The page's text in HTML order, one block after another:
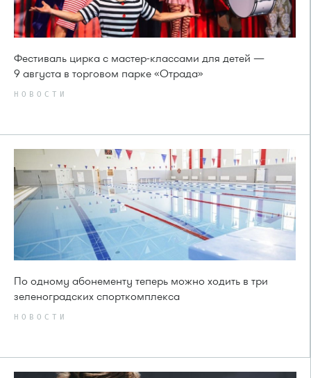
Фестиваль цирка с мастер-классами для детей —
9 августа в торговом парке «Отрада»
НОВОСТИ
По одному абонементу теперь можно ходить в три
зеленоградских спорткомплекса
НОВОСТИ